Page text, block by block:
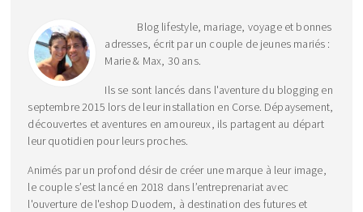
Blog lifestyle, mariage, voyage et bonnes
adresses, écrit par un couple de jeunes mariés :
Marie & Max, 30 ans.
Ils se sont lancés dans l'aventure du blogging en
septembre 2015 lors de leur installation en Corse. Dépaysement,
découvertes et aventures en amoureux, ils partagent au départ
leur quotidien pour leurs proches.
Animés par un profond désir de créer une marque à leur image,
le couple s’est lancé en 2018 dans l’entreprenariat avec
l'ouverture de l'eshop Duodem, à destination des futures et